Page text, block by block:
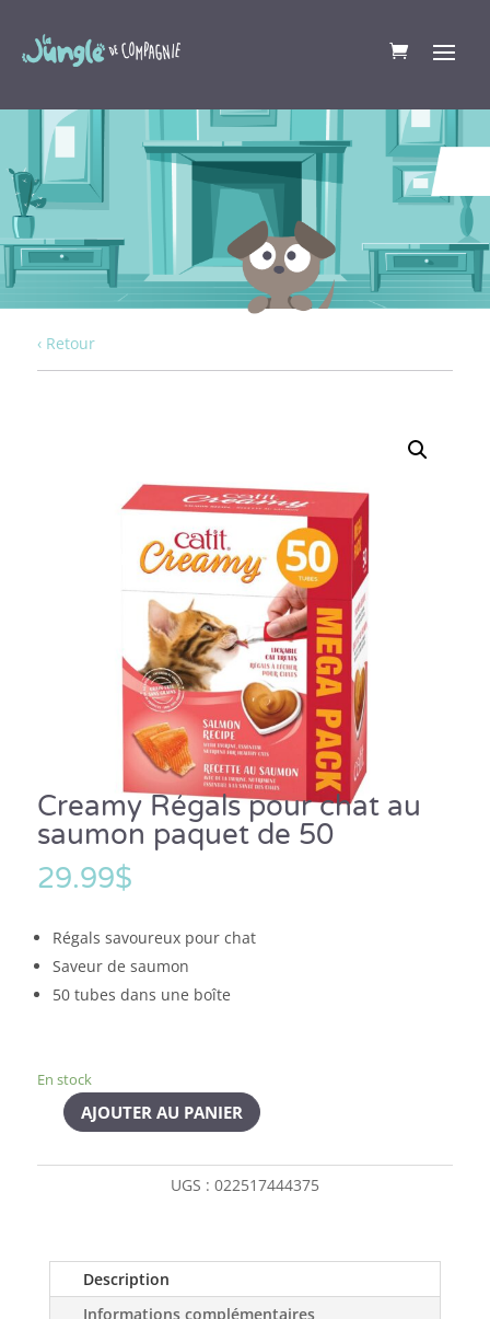
‹ Retour
Creamy Régals pour chat au
saumon paquet de 50
29.99$
Régals savoureux pour chat
Saveur de saumon
50 tubes dans une boîte
En stock
AJOUTER AU PANIER
UGS : 022517444375
Description
Informations complémentaires